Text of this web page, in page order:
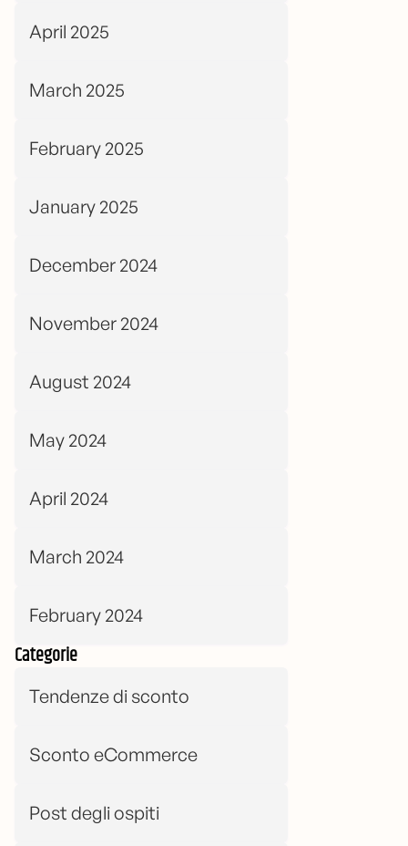
April 2025
March 2025
February 2025
January 2025
December 2024
November 2024
August 2024
May 2024
April 2024
March 2024
February 2024
Categorie
Tendenze di sconto
Sconto eCommerce
Post degli ospiti